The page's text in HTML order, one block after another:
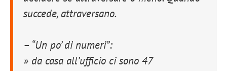
succede, attraversano.
– “Un po’ di numeri”:
» da casa all’ufficio ci sono 47